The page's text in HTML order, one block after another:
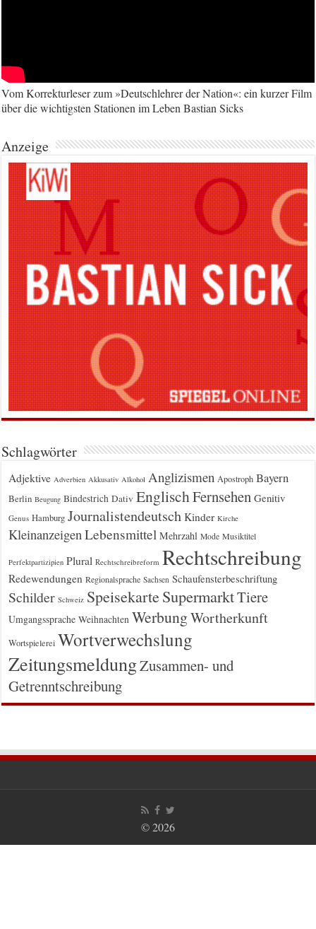
Vom Korrekturleser zum »Deutschlehrer der Nation«: ein kurzer Film
über die wichtigsten Stationen im Leben Bastian Sicks
Anzeige
Schlagwörter
Adjektive Adverbien Akkusativ Alkohol Anglizismen Apostroph Bayern
Berlin Beugung Bindestrich Dativ EnglischFernsehen Genitiv
Genus Hamburg Journalistendeutsch Kinder Kirche
Kleinanzeigen Lebensmittel Mehrzahl Mode Musiktitel
Perfektpartizipien Plural Rechtschreibreform Rechtschreibung
Redewendungen Regionalsprache Sachsen Schaufensterbeschriftung
Schilder Schweiz Speisekarte SupermarktTiere
Umgangssprache Weihnachten WerbungWortherkunft
Wortspielerei Wortverwechslung
ZeitungsmeldungZusammen- und
Getrenntschreibung
© 2026